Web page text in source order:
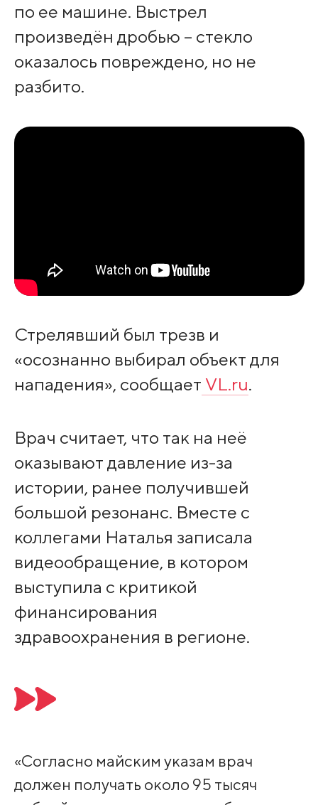
по ее машине. Выстрел
произведён дробью – стекло
оказалось повреждено, но не
разбито.
Стрелявший был трезв и
«осознанно выбирал объект для
нападения», сообщает VL.ru.
Врач считает, что так на неё
оказывают давление из-за
истории, ранее получившей
большой резонанс. Вместе с
коллегами Наталья записала
видеообращение, в котором
выступила с критикой
финансирования
здравоохранения в регионе.
«Согласно майским указам врач
должен получать около 95 тысяч